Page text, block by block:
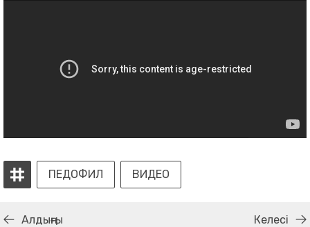
ПЕДОФИЛ ВИДЕО
Алдыңғы Келесі